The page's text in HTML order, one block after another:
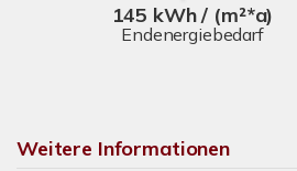
145 kWh / (m²*a)
Endenergiebedarf
Weitere Informationen